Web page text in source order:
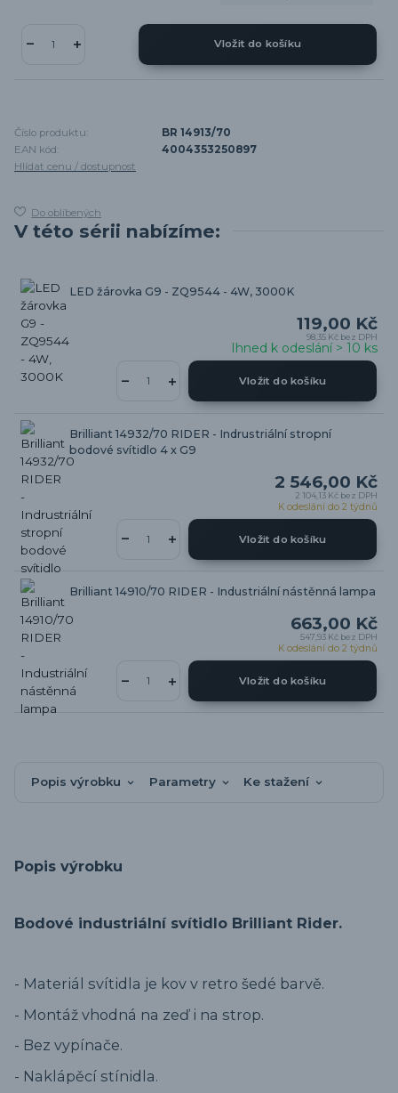
Vložit do košíku
Číslo produktu:
BR 14913/70
EAN kód:
4004353250897
Hlídat cenu / dostupnost
Do oblíbených
V této sérii nabízíme:
LED žárovka G9 - ZQ9544 - 4W, 3000K
119,00 Kč
98,35 Kč bez DPH
Ihned k odeslání > 10 ks
Vložit do košíku
Brilliant 14932/70 RIDER - Indrustriální stropní
bodové svítidlo 4 x G9
2 546,00 Kč
2 104,13 Kč bez DPH
K odeslání do 2 týdnů
Vložit do košíku
Brilliant 14910/70 RIDER - Industriální nástěnná lampa
663,00 Kč
547,93 Kč bez DPH
K odeslání do 2 týdnů
Vložit do košíku
Popis výrobku Parametry Ke stažení
Popis výrobku
Bodové industriální svítidlo Brilliant Rider.
- Materiál svítidla je kov v retro šedé barvě.
- Montáž vhodná na zeď i na strop.
- Bez vypínače.
- Naklápěcí stínidla.